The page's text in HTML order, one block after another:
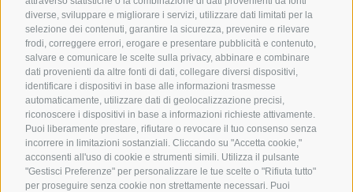
diverse, sviluppare e migliorare i servizi, utilizzare dati limitati per la
selezione dei contenuti, garantire la sicurezza, prevenire e rilevare
frodi, correggere errori, erogare e presentare pubblicità e contenuto,
salvare e comunicare le scelte sulla privacy, abbinare e combinare
dati provenienti da altre fonti di dati, collegare diversi dispositivi,
identificare i dispositivi in base alle informazioni trasmesse
automaticamente, utilizzare dati di geolocalizzazione precisi,
riconoscere i dispositivi in base a informazioni richieste attivamente.
Puoi liberamente prestare, rifiutare o revocare il tuo consenso senza
incorrere in limitazioni sostanziali. Cliccando su "Accetta cookie,"
acconsenti all'uso di cookie e strumenti simili. Utilizza il pulsante
"Gestisci Preferenze" per personalizzare le tue scelte o "Rifiuta tutto"
per proseguire senza cookie non strettamente necessari. Puoi
Accetto i termini e condizioni dellaPrivacy Policy
ISCRIVIMI ALLA NEWSLETTER